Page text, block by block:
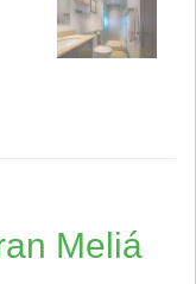
Meliá